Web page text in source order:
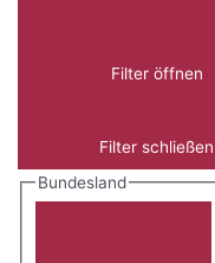
Filter öffnen
Filter schließen
Bundesland